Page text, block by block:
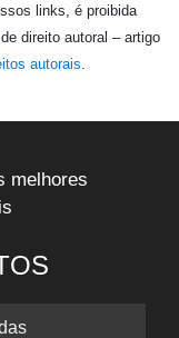
links, é proibida
direito autoral – artigo
autorais
melhores